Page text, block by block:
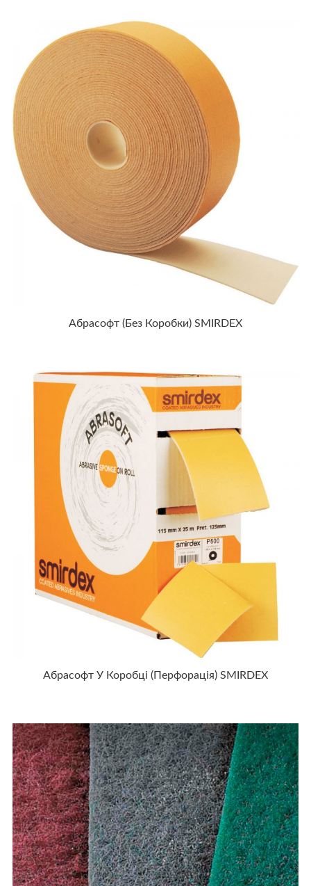
Абрасофт (без Коробки) SMIRDEX
Абрасофт У Коробці (перфорація) SMIRDEX